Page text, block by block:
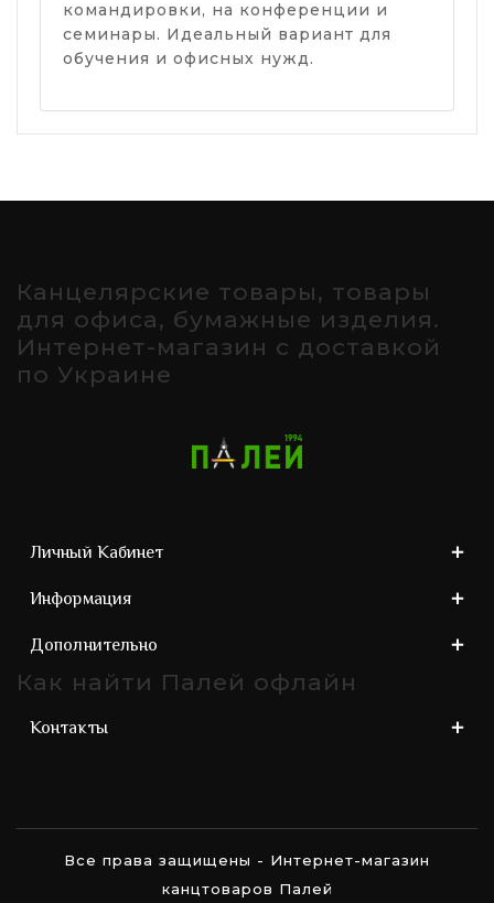
командировки, на конференции и
семинары. Идеальный вариант для
обучения и офисных нужд.
Канцелярские товары, товары
для офиса, бумажные изделия.
Интернет-магазин с доставкой
по Украине
Личный Кабинет
Информация
Дополнительно
Как найти Палей офлайн
Контакты
Все права защищены - Интернет-магазин
канцтоваров Палей